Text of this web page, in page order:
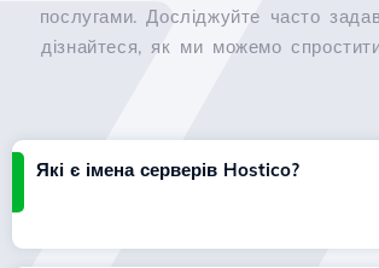
послугами. Досліджуйте часто
дізнайтеся, як ми можемо
Які є імена серверів Hostico?